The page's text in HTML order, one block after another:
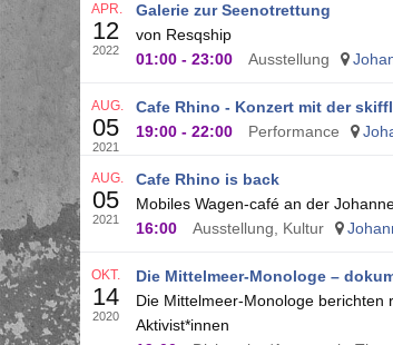
Galerie zur Seenotrettung
von Resqship
01:00 - 23:00 Ausstellung
APR.
12
2022
Cafe Rhino - Konzert mit der
19:00 - 22:00 Performance
AUG.
05
2021
Cafe Rhino is back
Mobiles Wagen-café an der
16:00
Ausstellung, Kultur
AUG.
05
2021
Die Mittelmeer-Monologe –
Die Mittelmeer-Monologe
Aktivist*innen
OKT.
14
2020